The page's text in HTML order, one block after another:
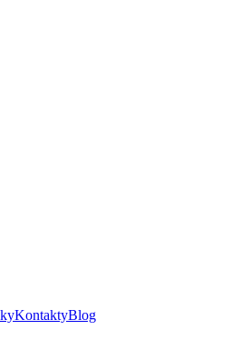
KontaktyBlog